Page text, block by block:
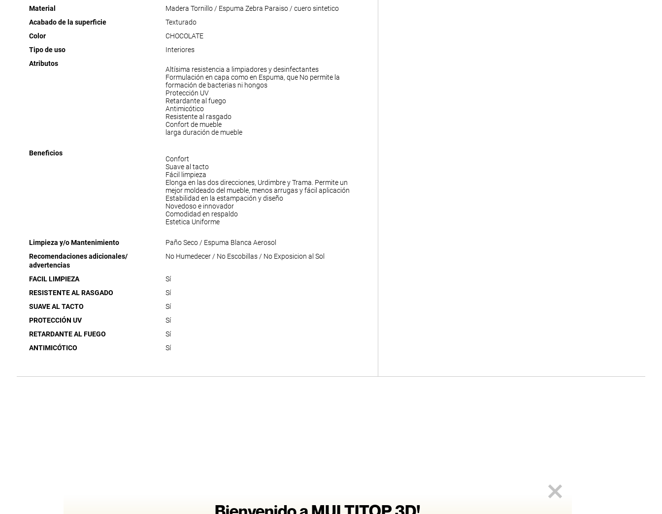
Material
Madera Tornillo / Espuma Zebra Paraiso / cuero sintetico
Acabado de la superficie
Texturado
Color
CHOCOLATE
Tipo de uso
Interiores
Atributos
Altísima resistencia a limpiadores y desinfectantes
Formulación en capa como en Espuma, que No permite la
formación de bacterias ni hongos
Protección UV
Retardante al fuego
Antimicótico
Resistente al rasgado
Confort de mueble
larga duración de mueble
Beneficios
Confort
Suave al tacto
Fácil limpieza
Elonga en las dos direcciones, Urdimbre y Trama. Permite un
mejor moldeado del mueble, menos arrugas y fácil aplicación
Estabilidad en la estampación y diseño
Novedoso e innovador
Comodidad en respaldo
Estetica Uniforme
Limpieza y/o Mantenimiento
Paño Seco / Espuma Blanca Aerosol
Recomendaciones adicionales/
advertencias
No Humedecer / No Escobillas / No Exposicion al Sol
FACIL LIMPIEZA
Sí
RESISTENTE AL RASGADO
Sí
SUAVE AL TACTO
Sí
PROTECCIÓN UV
Sí
RETARDANTE AL FUEGO
Sí
ANTIMICÓTICO
Sí